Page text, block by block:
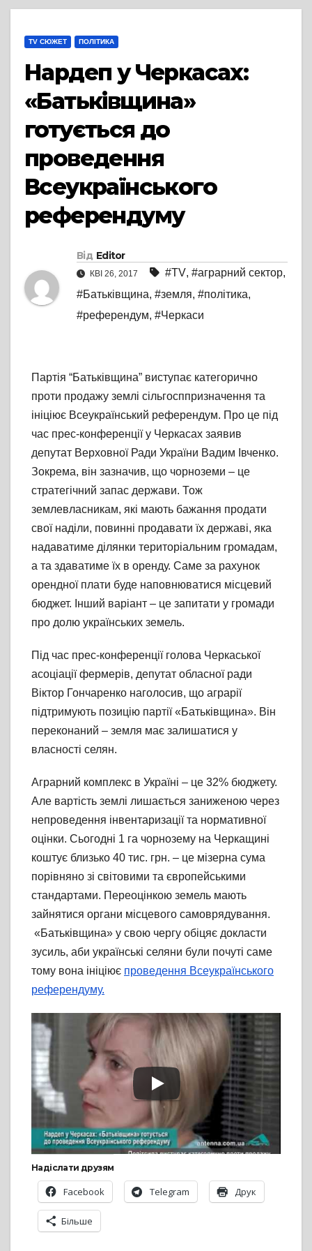
TV СЮЖЕТ ПОЛІТИКА
Нардеп у Черкасах:
«Батьківщина»
готується до
проведення
Всеукраїнського
референдуму
Від Editor
КВІ 26, 2017 #TV, #аграрний сектор,
#Батьківщина, #земля, #політика,
#референдум, #Черкаси
Партія “Батьківщина” виступає категорично
проти продажу землі сільгосппризначення та
ініціює Всеукраїнський референдум. Про це під
час прес-конференції у Черкасах заявив
депутат Верховної Ради України Вадим Івченко.
Зокрема, він зазначив, що чорноземи – це
стратегічний запас держави. Тож
землевласникам, які мають бажання продати
свої наділи, повинні продавати їх державі, яка
надаватиме ділянки територіальним громадам,
а та здаватиме їх в оренду. Саме за рахунок
орендної плати буде наповнюватися місцевий
бюджет. Інший варіант – це запитати у громади
про долю українських земель.
Під час прес-конференції голова Черкаської
асоціації фермерів, депутат обласної ради
Віктор Гончаренко наголосив, що аграрії
підтримують позицію партії «Батьківщина». Він
переконаний – земля має залишатися у
власності селян.
Аграрний комплекс в Україні – це 32% бюджету.
Але вартість землі лишається заниженою через
непроведення інвентаризації та нормативної
оцінки. Сьогодні 1 га чорнозему на Черкащині
коштує близько 40 тис. грн. – це мізерна сума
порівняно зі світовими та європейськими
стандартами. Переоцінкою земель мають
зайнятися органи місцевого самоврядування.
«Батьківщина» у свою чергу обіцяє докласти
зусиль, аби українські селяни були почуті саме
тому вона ініціює проведення Всеукраїнського
референдуму.
Надіслати друзям
Facebook Telegram Друк
Більше